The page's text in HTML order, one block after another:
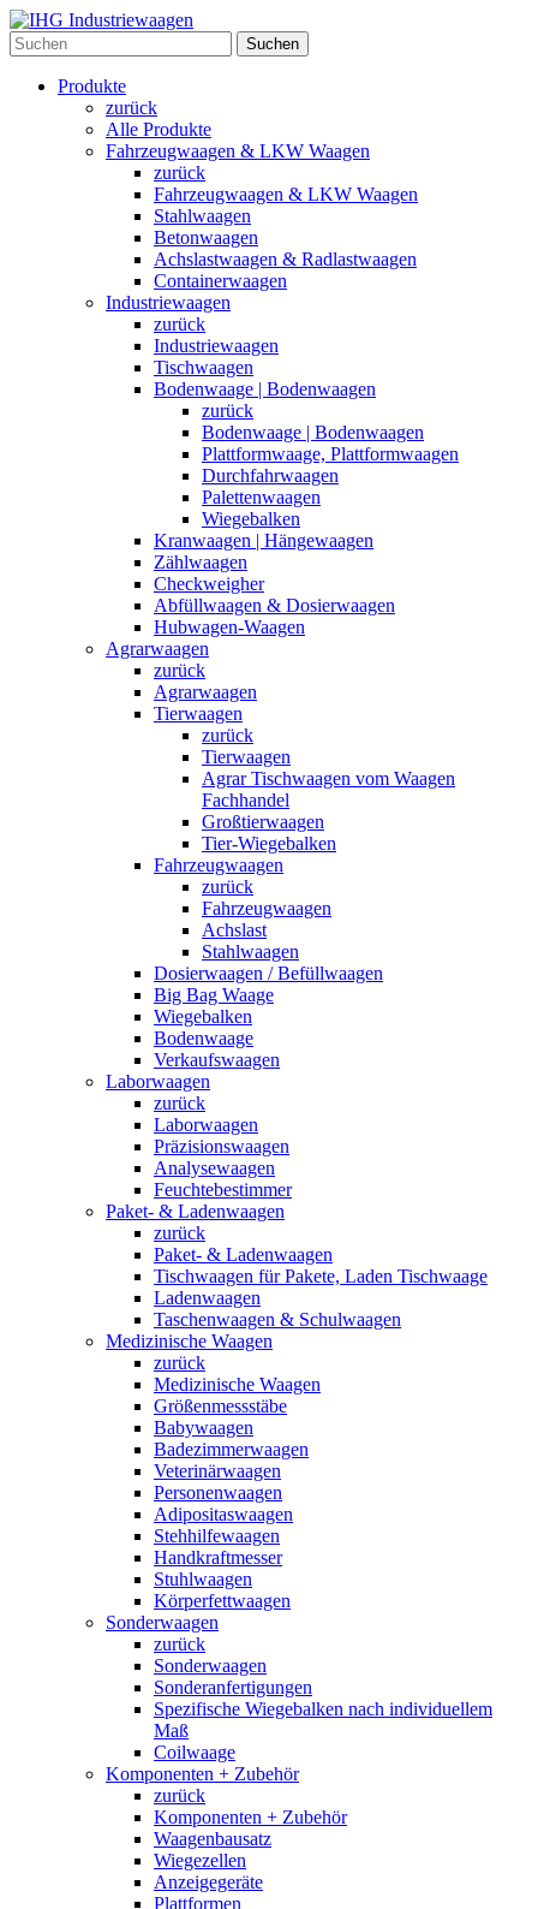
Suchen
Produkte
zurück
Alle Produkte
Fahrzeugwaagen & LKW Waagen
zurück
Fahrzeugwaagen & LKW Waagen
Stahlwaagen
Betonwaagen
Achslastwaagen & Radlastwaagen
Containerwaagen
Industriewaagen
zurück
Industriewaagen
Tischwaagen
Bodenwaage | Bodenwaagen
zurück
Bodenwaage | Bodenwaagen
Plattformwaage, Plattformwaagen
Durchfahrwaagen
Palettenwaagen
Wiegebalken
Kranwaagen | Hängewaagen
Zählwaagen
Checkweigher
Abfüllwaagen & Dosierwaagen
Hubwagen-Waagen
Agrarwaagen
zurück
Agrarwaagen
Tierwaagen
zurück
Tierwaagen
Agrar Tischwaagen vom Waagen
Fachhandel
Großtierwaagen
Tier-Wiegebalken
Fahrzeugwaagen
zurück
Fahrzeugwaagen
Achslast
Stahlwaagen
Dosierwaagen / Befüllwaagen
Big Bag Waage
Wiegebalken
Bodenwaage
Verkaufswaagen
Laborwaagen
zurück
Laborwaagen
Präzisionswaagen
Analysewaagen
Feuchtebestimmer
Paket- & Ladenwaagen
zurück
Paket- & Ladenwaagen
Tischwaagen für Pakete, Laden Tischwaage
Ladenwaagen
Taschenwaagen & Schulwaagen
Medizinische Waagen
zurück
Medizinische Waagen
Größenmessstäbe
Babywaagen
Badezimmerwaagen
Veterinärwaagen
Personenwaagen
Adipositaswaagen
Stehhilfewaagen
Handkraftmesser
Stuhlwaagen
Körperfettwaagen
Sonderwaagen
zurück
Sonderwaagen
Sonderanfertigungen
Spezifische Wiegebalken nach individuellem
Maß
Coilwaage
Komponenten + Zubehör
zurück
Komponenten + Zubehör
Waagenbausatz
Wiegezellen
Anzeigegeräte
Plattformen